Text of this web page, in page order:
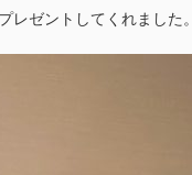
レゼントしてくれました。